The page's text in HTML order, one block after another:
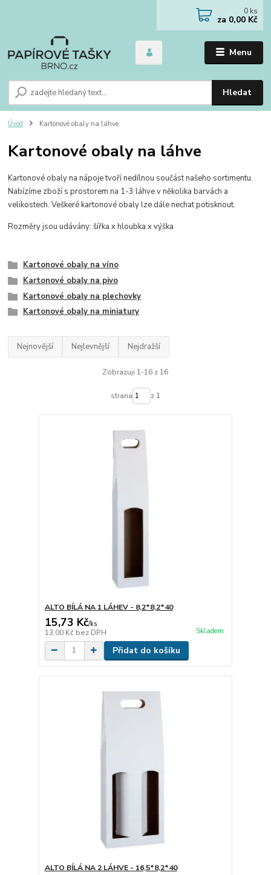
Menu
Hledat
0 ks
za 0,00 Kč
Úvod Kartonové obaly na láhve
Kartonové obaly na láhve
Kartonové obaly na nápoje tvoří nedílnou součást našeho sortimentu.
Nabízíme zboží s prostorem na 1-3 láhve v několika barvách a
velikostech. Veškeré kartonové obaly lze dále nechat potisknout.
Rozměry jsou udávány: šířka x hloubka x výška
Kartonové obaly na víno
Kartonové obaly na pivo
Kartonové obaly na plechovky
Kartonové obaly na miniatury
Nejnovější Nejlevnější Nejdražší
Zobrazuji 1-16 z 16
strana z 1
ALTO BÍLÁ NA 1 LÁHEV - 8,2*8,2*40
15,73 Kč/ks
13,00 Kč bez DPH Skladem
Přidat do košíku
ALTO BÍLÁ NA 2 LÁHVE - 16,5*8,2*40